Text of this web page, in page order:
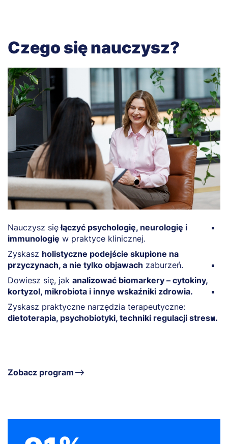
Czego się nauczysz?
Nauczysz sięłączyć psychologię, neurologię i
immunologię w praktyce klinicznej.
Zyskasz holistyczne podejście skupione na
przyczynach, a nie tylko objawach zaburzeń.
Dowiesz się, jak analizować biomarkery – cytokiny,
kortyzol, mikrobiota i innye wskaźniki zdrowia.
Zyskasz praktyczne narzędzia terapeutyczne:
dietoterapia, psychobiotyki, techniki regulacji stresu.
Zobacz program